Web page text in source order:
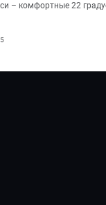
– комфортные 22